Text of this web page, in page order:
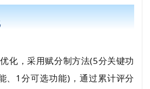
化，采用赋分制方法(5分关键功
、1分可选功能)，通过累计评分